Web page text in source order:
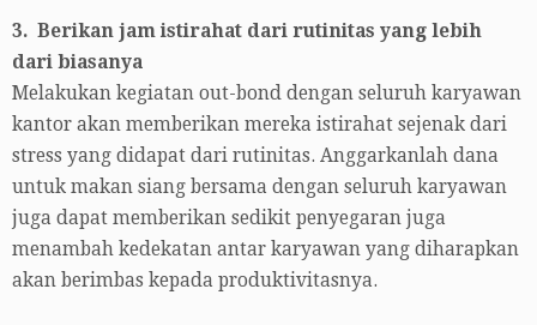
3. Berikan jam istirahat dari rutinitas yang lebih
dari biasanya
Melakukan kegiatan out-bond dengan seluruh karyawan
kantor akan memberikan mereka istirahat sejenak dari
stress yang didapat dari rutinitas. Anggarkanlah dana
untuk makan siang bersama dengan seluruh karyawan
juga dapat memberikan sedikit penyegaran juga
menambah kedekatan antar karyawan yang diharapkan
akan berimbas kepada produktivitasnya.